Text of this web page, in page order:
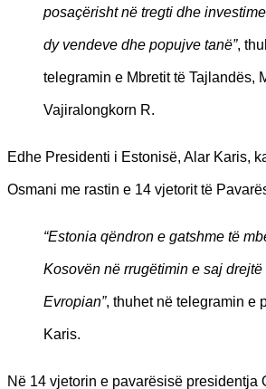
posaçërisht në tregti dhe
dy vendeve dhe popujve tanë”,
telegramin e Mbretit të Tajlandës,
Vajiralongkorn R.
Edhe Presidenti i Estonisë, Alar Karis,
Osmani me rastin e 14 vjetorit të
“Estonia qëndron e gatshme të
Kosovën në rrugëtimin e saj
Evropian”, thuhet në telegramin e
Karis.
Në 14 vjetorin e pavarësisë presidentja